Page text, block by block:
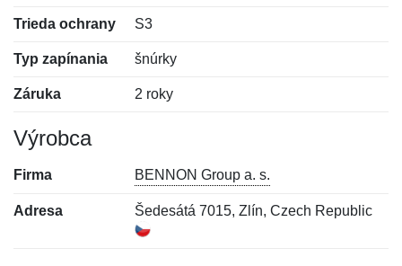
Trieda ochrany S3
Typ zapínania šnúrky
Záruka 2 roky
Výrobca
Firma BENNON Group a. s.
Adresa Šedesátá 7015, Zlín, Czech Republic